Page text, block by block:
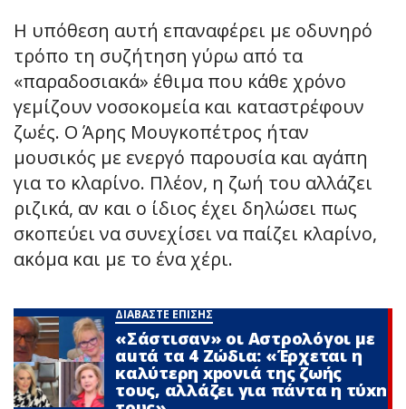
Η υπόθεση αυτή επαναφέρει με οδυνηρό
τρόπο τη συζήτηση γύρω από τα
«παραδοσιακά» έθιμα που κάθε χρόνο
γεμίζουν νοσοκομεία και καταστρέφουν
ζωές. Ο Άρης Μουγκοπέτρος ήταν
μουσικός με ενεργό παρουσία και αγάπη
για το κλαρίνο. Πλέον, η ζωή του αλλάζει
ριζικά, αν και ο ίδιος έχει δηλώσει πως
σκοπεύει να συνεχίσει να παίζει κλαρίνο,
ακόμα και με το ένα χέρι.
ΔΙΑΒΑΣΤΕ ΕΠΙΣΗΣ
«Σάστισαν» οι Αστρολόγοι με
αuτά τα 4 Zώδια: «Έρχεται η
καλύτερη xpoνιά της ζωής
τους, αλλάζει για πάντα η τύxn